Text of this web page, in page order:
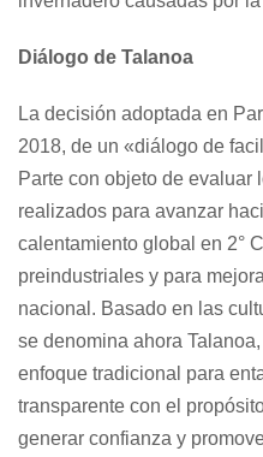
Diálogo de Talanoa
La decisión adoptada en
2018, de un «diálogo de
Parte con objeto de evaluar
realizados para avanzar
calentamiento global en 2°
preindustriales y para
nacional. Basado en las
se denomina ahora
enfoque tradicional para
transparente con el
generar confianza y